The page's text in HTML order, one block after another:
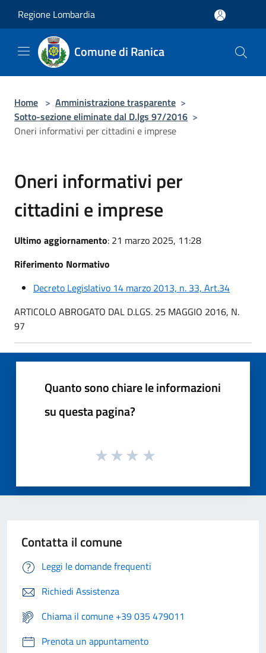
Regione Lombardia
Comune di Ranica
Home > Amministrazione trasparente >
Sotto-sezione eliminate dal D.lgs 97/2016 >
Oneri informativi per cittadini e imprese
Oneri informativi per
cittadini e imprese
Ultimo aggiornamento: 21 marzo 2025, 11:28
Riferimento Normativo
Decreto Legislativo 14 marzo 2013, n. 33, Art.34
ARTICOLO ABROGATO DAL D.LGS. 25 MAGGIO 2016, N.
97
Quanto sono chiare le informazioni
su questa pagina?
Contatta il comune
Leggi le domande frequenti
Richiedi Assistenza
Chiama il comune +39 035 479011
Prenota un appuntamento